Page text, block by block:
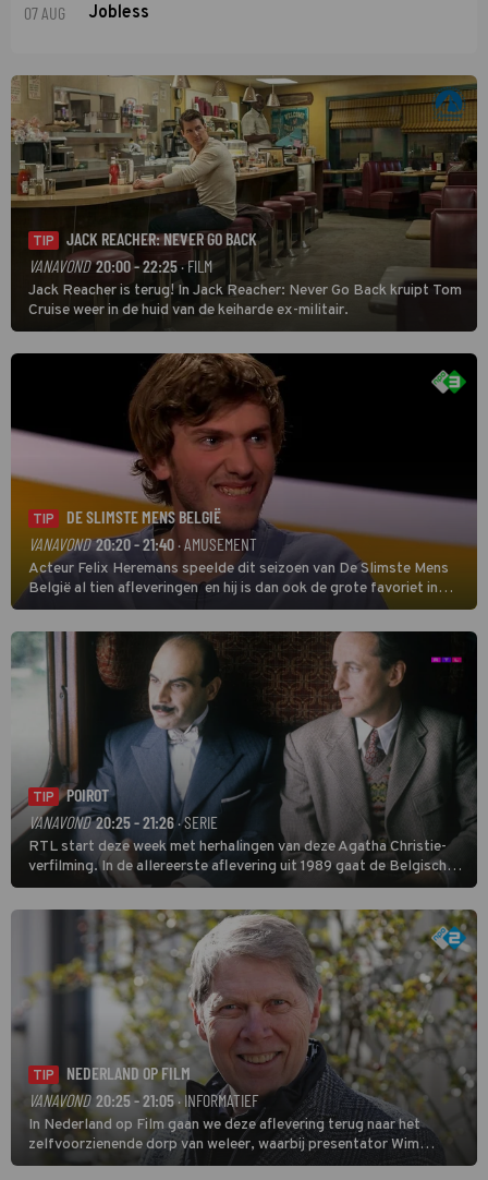
07 AUG Jobless
TIP
JACK REACHER: NEVER GO BACK
VANAVOND 20:00 - 22:25 · FILM
Jack Reacher is terug! In Jack Reacher: Never Go Back kruipt Tom
Cruise weer in de huid van de keiharde ex-militair.
TIP
DE SLIMSTE MENS BELGIË
VANAVOND 20:20 - 21:40· AMUSEMENT
Acteur Felix Heremans speelde dit seizoen van De Slimste Mens
België al tien afleveringen en hij is dan ook de grote favoriet in
deze seizoensfinale. En er is Nederlandse inbreng, want komiek
Soundos El Ahmadi neemt plaats aan de jurytafel.
TIP
POIROT
VANAVOND 20:25 - 21:26 · SERIE
RTL start deze week met herhalingen van deze Agatha Christie-
verfilming. In de allereerste aflevering uit 1989 gaat de Belgische
speurder op zoek naar een vermiste kok. Poirot raakt al snel
verwikkeld in een moordzaak. (HH)
TIP
NEDERLAND OP FILM
VANAVOND 20:25 - 21:05· INFORMATIEF
In Nederland op Film gaan we deze aflevering terug naar het
zelfvoorzienende dorp van weleer, waarbij presentator Wim
Daniëls de kijkers meeneemt op reis door de tijd aan de hand van